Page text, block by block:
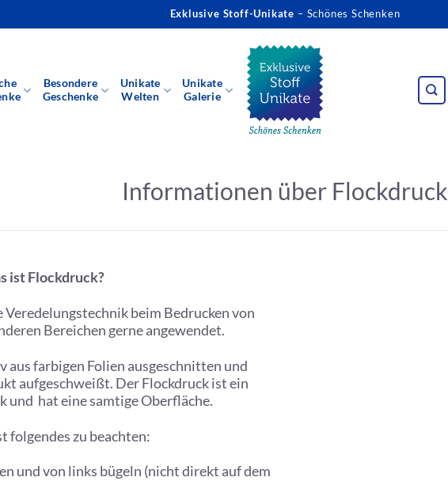
Exklusive Stoff-Unikate – Schönes Schenken
Besondere
Geschenke
Unikate
Welten
Unikate
Galerie
Informationen über Flockdruck
ist Flockdruck?
beim Bedrucken von
Bereichen gerne angewendet.
aus farbigen Folien ausgeschnitten und
aufgeschweißt. Der Flockdruck ist ein
und hat eine samtige Oberfläche.
folgendes zu beachten:
und von links bügeln (nicht direkt auf dem